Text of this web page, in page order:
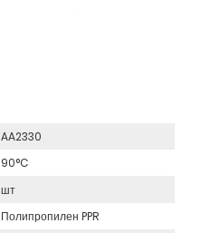
AA2330
90°C
шт
Полипропилен PPR